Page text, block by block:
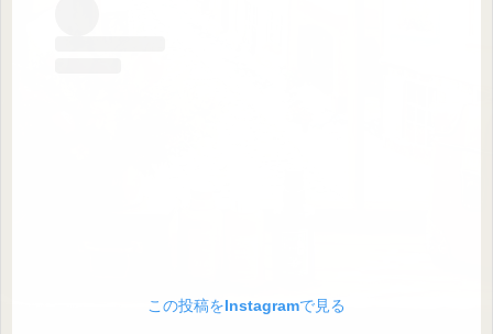
この投稿をInstagramで見る